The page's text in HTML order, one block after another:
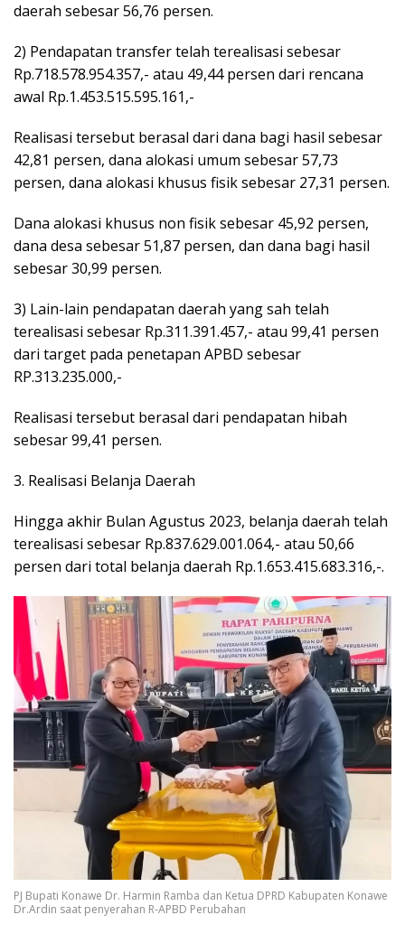
daerah sebesar 56,76 persen.
2) Pendapatan transfer telah terealisasi sebesar
Rp.718.578.954.357,- atau 49,44 persen dari rencana
awal Rp.1.453.515.595.161,-
Realisasi tersebut berasal dari dana bagi hasil sebesar
42,81 persen, dana alokasi umum sebesar 57,73
persen, dana alokasi khusus fisik sebesar 27,31 persen.
Dana alokasi khusus non fisik sebesar 45,92 persen,
dana desa sebesar 51,87 persen, dan dana bagi hasil
sebesar 30,99 persen.
3) Lain-lain pendapatan daerah yang sah telah
terealisasi sebesar Rp.311.391.457,- atau 99,41 persen
dari target pada penetapan APBD sebesar
RP.313.235.000,-
Realisasi tersebut berasal dari pendapatan hibah
sebesar 99,41 persen.
3. Realisasi Belanja Daerah
Hingga akhir Bulan Agustus 2023, belanja daerah telah
terealisasi sebesar Rp.837.629.001.064,- atau 50,66
persen dari total belanja daerah Rp.1.653.415.683.316,-.
PJ Bupati Konawe Dr. Harmin Ramba dan Ketua DPRD Kabupaten Konawe
Dr.Ardin saat penyerahan R-APBD Perubahan